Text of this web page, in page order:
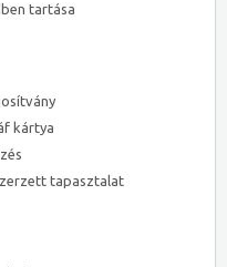
tartása
kártya
tapasztalat